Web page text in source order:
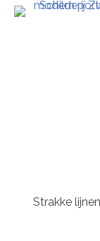
Strakke